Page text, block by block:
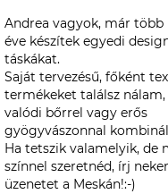
Andrea vagyok, már több
éve készítek egyedi
táskákat.
Saját tervezésű, főként
termékeket találsz
valódi bőrrel vagy erős
gyögyvászonnal
Ha tetszik valamelyik, de
színnel szeretnéd, írj
üzenetet a Meskán!:-)